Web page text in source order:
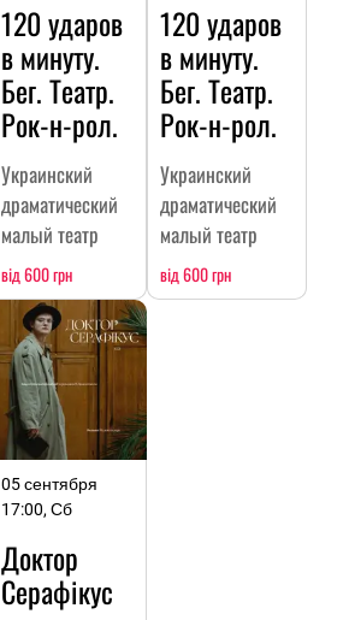
120 ударов
в минуту.
Бег. Театр.
Рок-н-рол.
Украинский
драматический
малый театр
від 600 грн
120 ударов
в минуту.
Бег. Театр.
Рок-н-рол.
Украинский
драматический
малый театр
від 600 грн
05 сентября
17:00, Сб
Доктор
Серафікус